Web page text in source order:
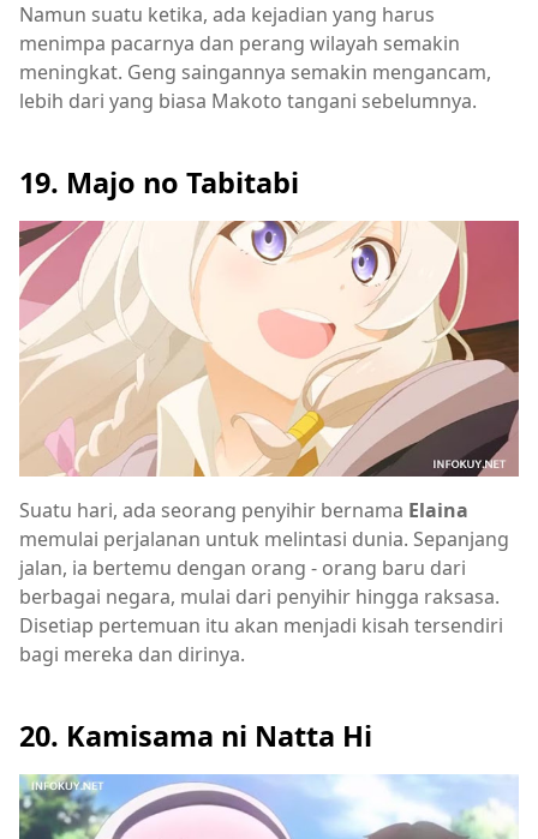
Namun suatu ketika, ada kejadian yang harus
menimpa pacarnya dan perang wilayah semakin
meningkat. Geng saingannya semakin mengancam,
lebih dari yang biasa Makoto tangani sebelumnya.
19. Majo no Tabitabi
Suatu hari, ada seorang penyihir bernama Elaina
memulai perjalanan untuk melintasi dunia. Sepanjang
jalan, ia bertemu dengan orang - orang baru dari
berbagai negara, mulai dari penyihir hingga raksasa.
Disetiap pertemuan itu akan menjadi kisah tersendiri
bagi mereka dan dirinya.
20. Kamisama ni Natta Hi